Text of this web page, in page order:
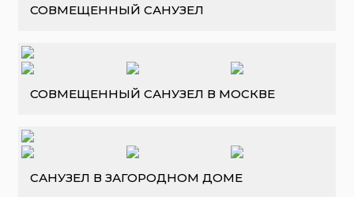
СОВМЕЩЕННЫЙ САНУЗЕЛ
СОВМЕЩЕННЫЙ САНУЗЕЛ В МОСКВЕ
САНУЗЕЛ В ЗАГОРОДНОМ ДОМЕ